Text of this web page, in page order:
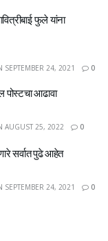
फुले यांना
SEPTEMBER 24, 2021
0
पोस्टचा आढावा
AUGUST 25, 2022
0
सर्वात पुढे आहेत
SEPTEMBER 24, 2021
0